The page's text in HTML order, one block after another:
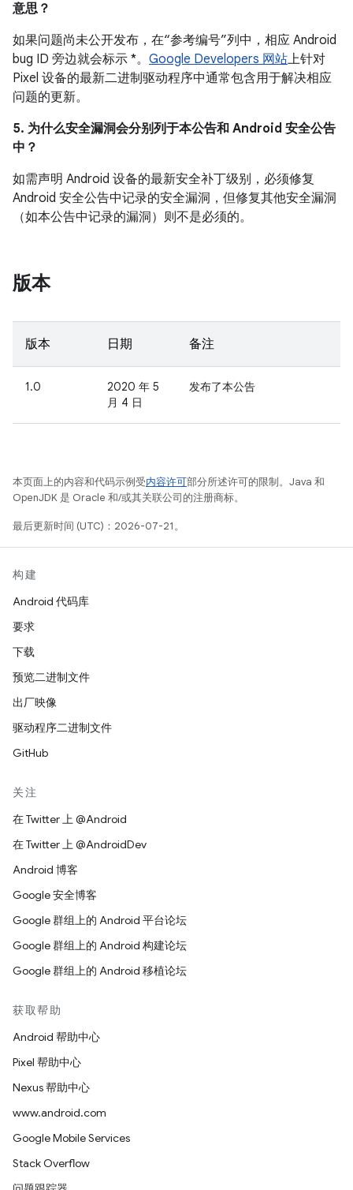
意思？
如果问题尚未公开发布，在“参考编号”列中，相应 Android
bug ID 旁边就会标示 *。 Google Developers 网站上针对
Pixel 设备的最新二进制驱动程序中通常包含用于解决相应
问题的更新。
5. 为什么安全漏洞会分别列于本公告和 Android 安全公告
中？
如需声明 Android 设备的最新安全补丁级别，必须修复
Android 安全公告中记录的安全漏洞，但修复其他安全漏洞
（如本公告中记录的漏洞）则不是必须的。
版本
版本 日期 备注
1.0
2020 年 5
月 4 日
发布了本公告
本页面上的内容和代码示例受内容许可部分所述许可的限制。Java 和
OpenJDK 是 Oracle 和/或其关联公司的注册商标。
最后更新时间 (UTC)：2026-07-21。
构建
Android 代码库
要求
下载
预览二进制文件
出厂映像
驱动程序二进制文件
GitHub
关注
在 Twitter 上 @Android
在 Twitter 上 @AndroidDev
Android 博客
Google 安全博客
Google 群组上的 Android 平台论坛
Google 群组上的 Android 构建论坛
Google 群组上的 Android 移植论坛
获取帮助
Android 帮助中心
Pixel 帮助中心
Nexus 帮助中心
www.android.com
Google Mobile Services
Stack Overflow